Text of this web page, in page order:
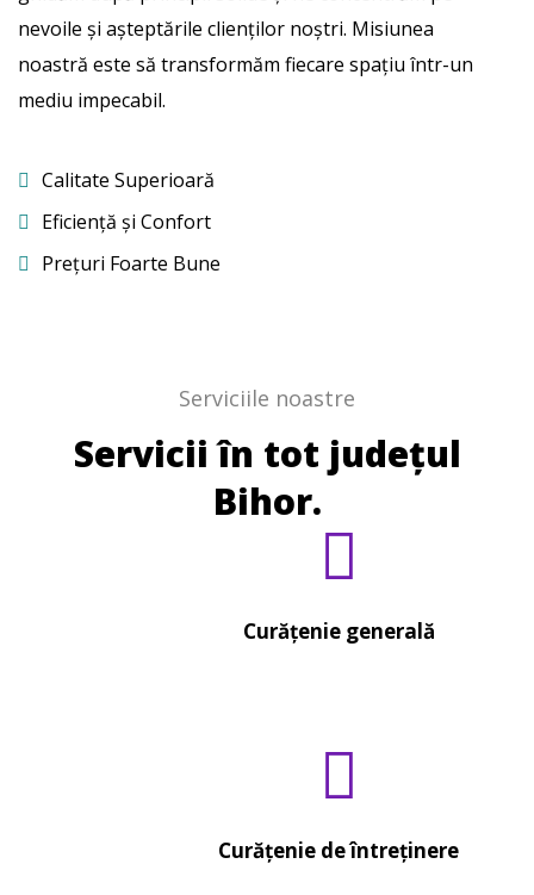
nevoile și așteptările clienților noștri. Misiunea
noastră este să transformăm fiecare spațiu într-un
mediu impecabil.
Calitate Superioară
Eficiență și Confort
Prețuri Foarte Bune
Serviciile noastre
Servicii în tot județul
Bihor.
Curățenie generală
Curățenie de întreținere